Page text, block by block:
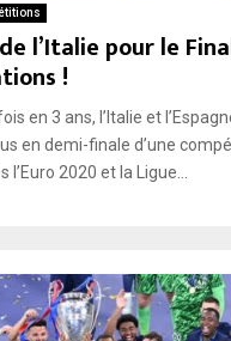
l’Italie pour le
!
en 3 ans, l’Italie et
en demi-finale d’une
2020 et la Ligue...